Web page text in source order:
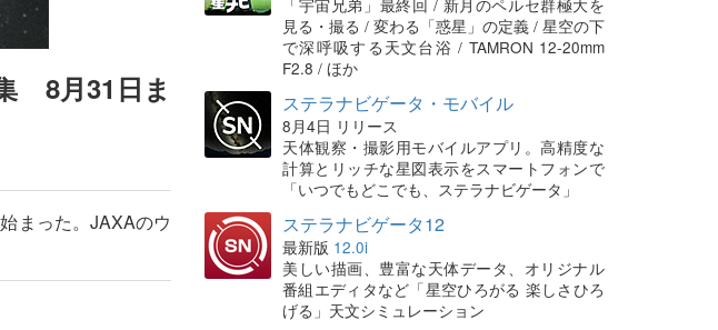
8月31日ま
まった。JAXAのウ
見る・撮る / 変わる「惑星」の定義 / 星空の下
で深呼吸する天文台浴 / TAMRON 12-20mm
F2.8 / ほか
ステラナビゲータ・モバイル
8月4日 リリース
天体観察・撮影用モバイルアプリ。高精度な
計算とリッチな星図表示をスマートフォンで
「いつでもどこでも、ステラナビゲータ」
ステラナビゲータ12
最新版 12.0i
美しい描画、豊富な天体データ、オリジナル
番組エディタなど「星空ひろがる 楽しさひろ
げる」天文シミュレーション